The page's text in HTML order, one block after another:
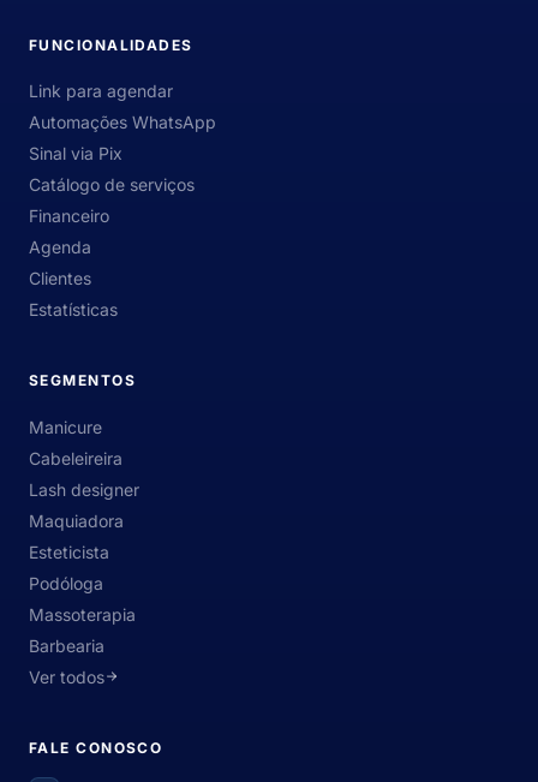
FUNCIONALIDADES
Link para agendar
Automações WhatsApp
Sinal via Pix
Catálogo de serviços
Financeiro
Agenda
Clientes
Estatísticas
SEGMENTOS
Manicure
Cabeleireira
Lash designer
Maquiadora
Esteticista
Podóloga
Massoterapia
Barbearia
Ver todos
FALE CONOSCO